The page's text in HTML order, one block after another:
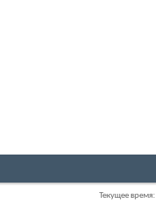
Текущее время: